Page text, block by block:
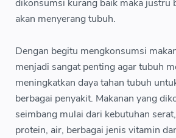
dikonsumsi kurang baik maka justru
akan menyerang tubuh.
Dengan begitu mengkonsumsi
menjadi sangat penting agar tubuh
meningkatkan daya tahan tubuh
berbagai penyakit. Makanan yang
seimbang mulai dari kebutuhan
protein, air, berbagai jenis vitamin